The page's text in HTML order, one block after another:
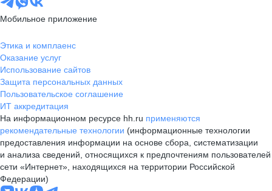
Мобильное приложение
Этика и комплаенс
Оказание услуг
Использование сайтов
Защита персональных данных
Пользовательское соглашение
ИТ аккредитация
На информационном ресурсе hh.ru применяются
рекомендательные технологии (информационные технологии
предоставления информации на основе сбора, систематизации
и анализа сведений, относящихся к предпочтениям пользователей
сети «Интернет», находящихся на территории Российской
Федерации)